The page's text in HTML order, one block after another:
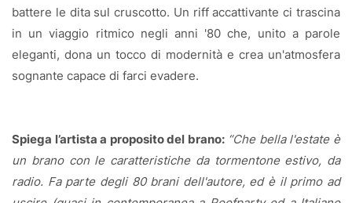
battere le dita sul cruscotto. Un riff accattivante ci trascina
in un viaggio ritmico negli anni '80 che, unito a parole
eleganti, dona un tocco di modernità e crea un'atmosfera
sognante capace di farci evadere.
Spiega l’artista a proposito del brano: “Che bella l'estate è
un brano con le caratteristiche da tormentone estivo, da
radio. Fa parte degli 80 brani dell'autore, ed è il primo ad